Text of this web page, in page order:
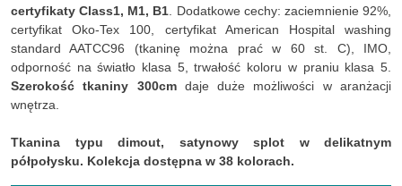
certyfikaty Class1, M1, B1 . Dodatkowe cechy: zaciemnienie 92%,
certyfikat Oko-Tex 100, certyfikat American Hospital washing
standard AATCC96 (tkaninę można prać w 60 st. C), IMO,
odporność na światło klasa 5, trwałość koloru w praniu klasa 5.
Szerokość tkaniny 300cmdaje duże możliwości w aranżacji
wnętrza.
Tkanina typu dimout, satynowy splot w delikatnym
półpołysku. Kolekcja dostępna w 38 kolorach.